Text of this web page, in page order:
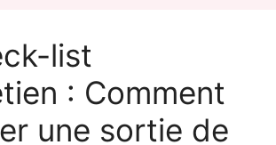
list
: Comment
une sortie de